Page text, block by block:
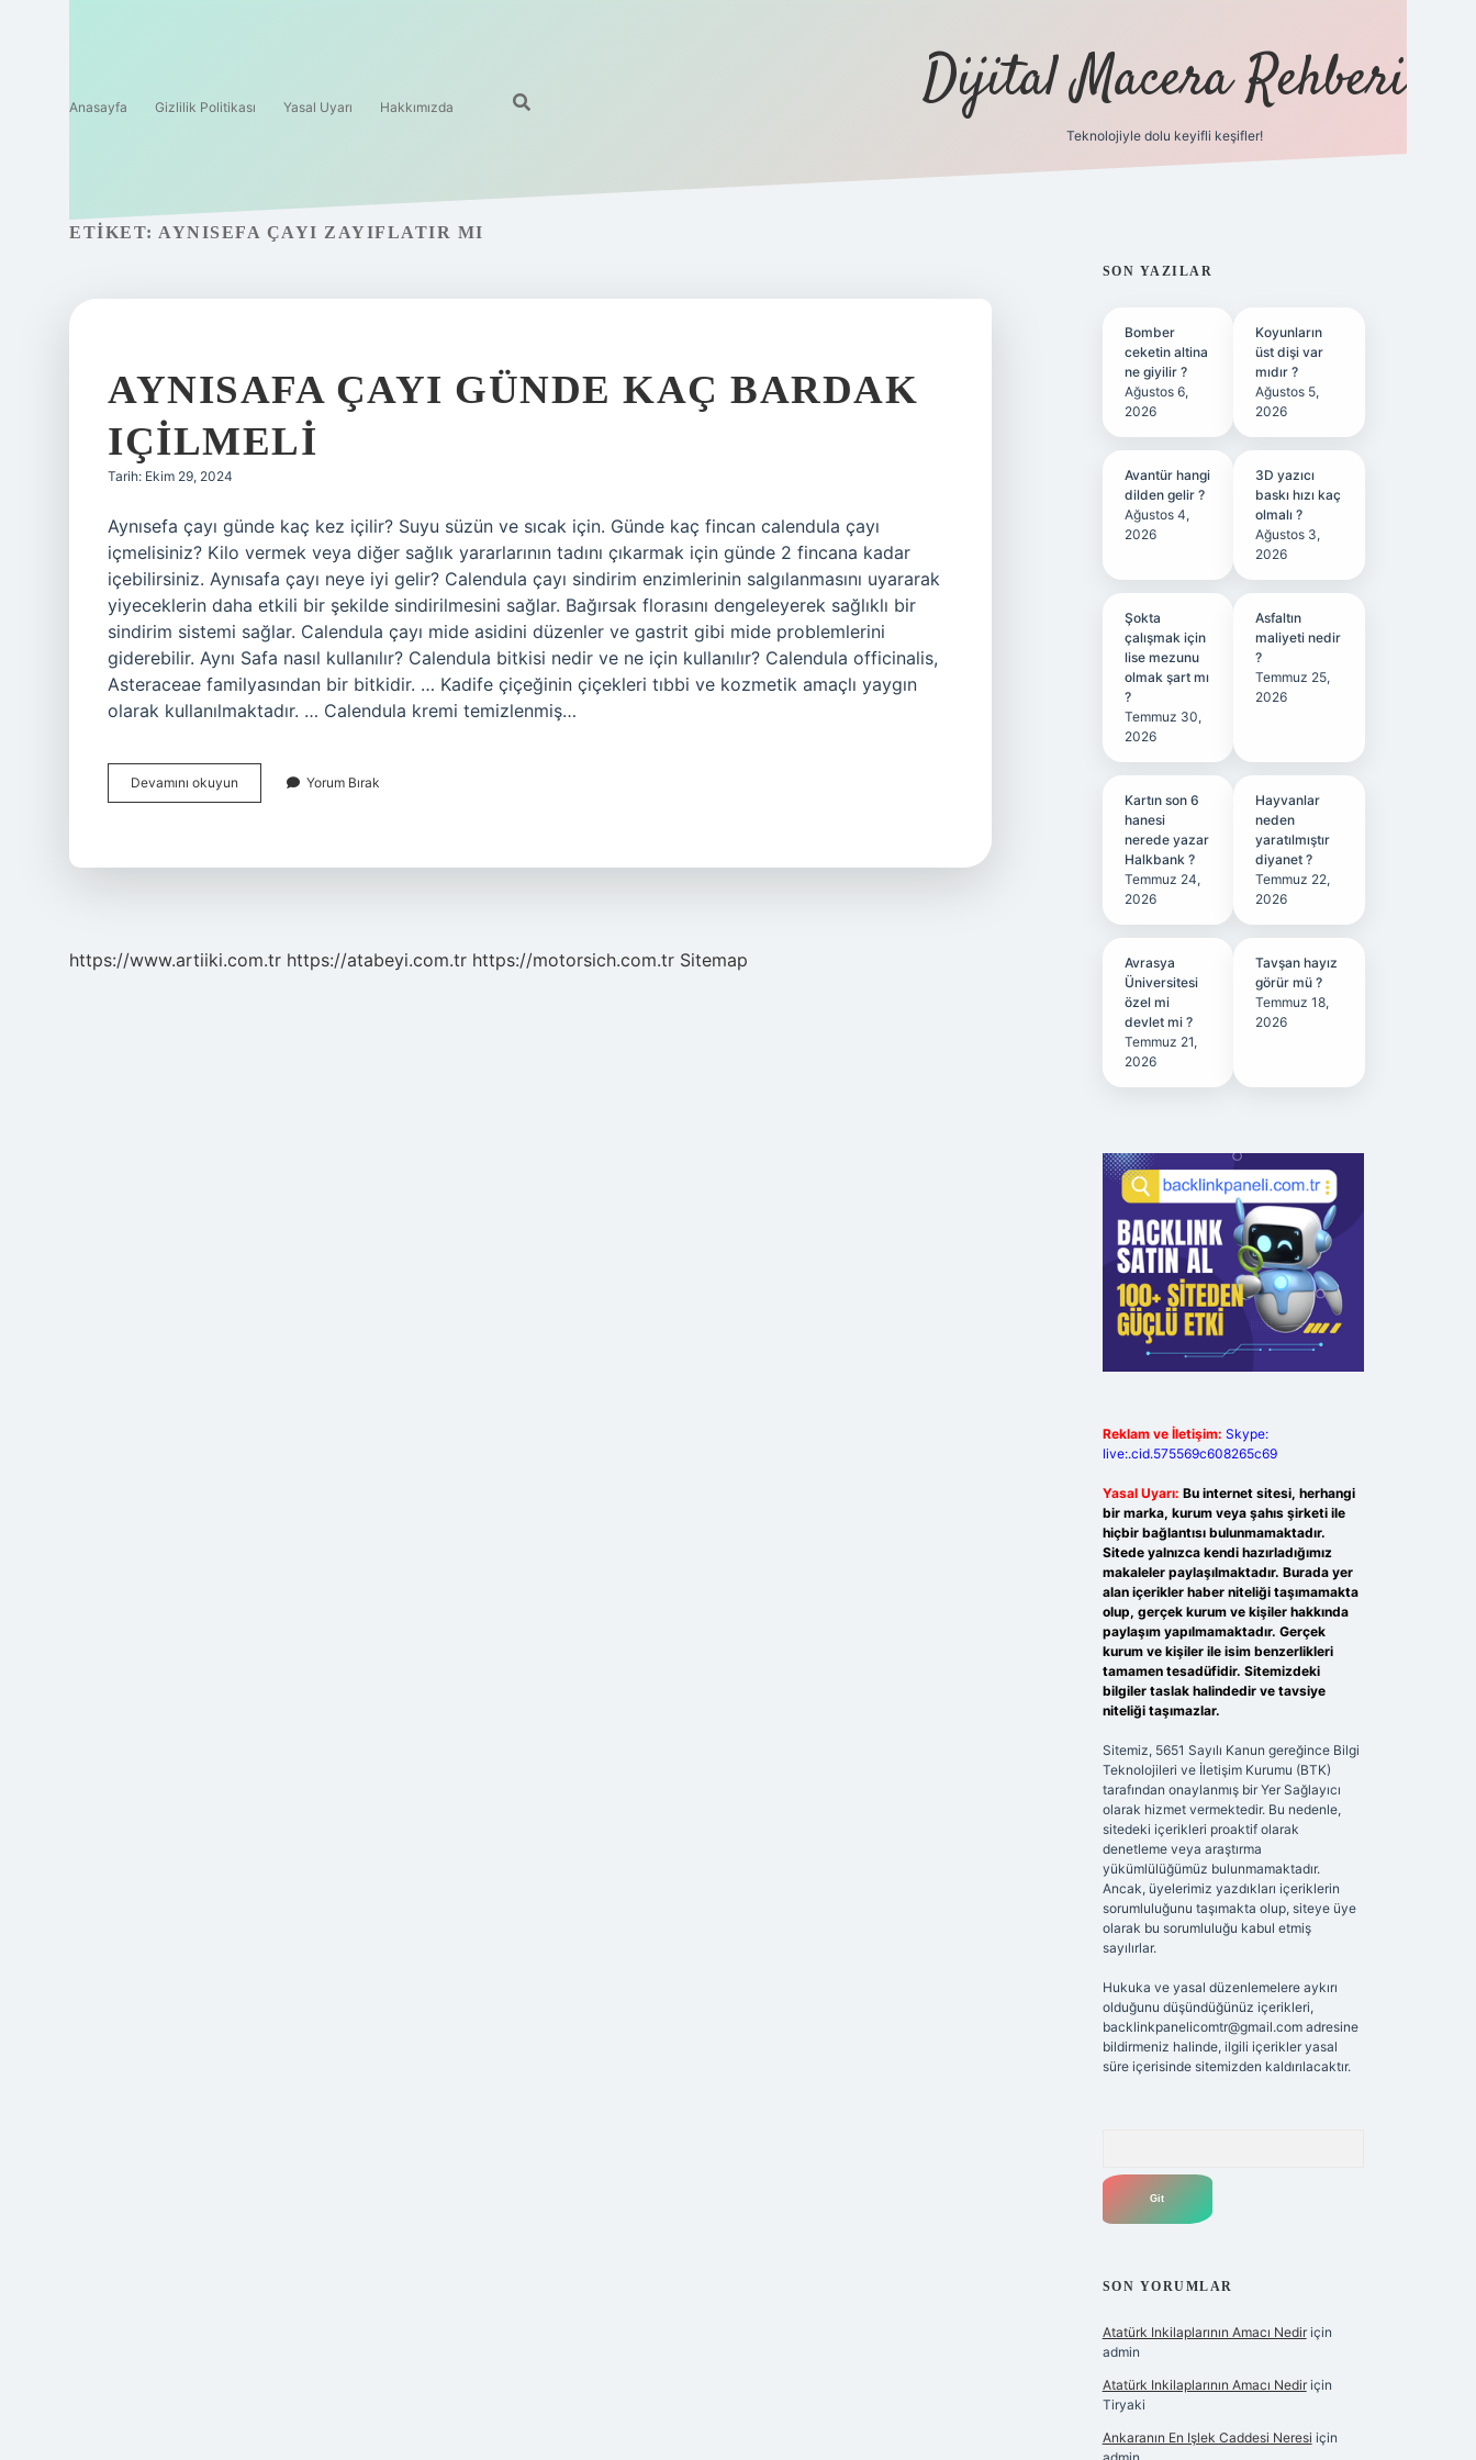
Anasayfa Gizlilik Politikası Yasal Uyarı Hakkımızda Dijital Macera Rehberi
Teknolojiyle dolu keyifli keşifler!
ETIKET: AYNISEFA ÇAYI ZAYIFLATIR MI
AYNISAFA ÇAYI GÜNDE KAÇ BARDAK
IÇILMELI
Tarih: Ekim 29, 2024
Aynısefa çayı günde kaç kez içilir? Suyu süzün ve sıcak için. Günde kaç fincan calendula çayı
içmelisiniz? Kilo vermek veya diğer sağlık yararlarının tadını çıkarmak için günde 2 fincana kadar
içebilirsiniz. Aynısafa çayı neye iyi gelir? Calendula çayı sindirim enzimlerinin salgılanmasını uyararak
yiyeceklerin daha etkili bir şekilde sindirilmesini sağlar. Bağırsak florasını dengeleyerek sağlıklı bir
sindirim sistemi sağlar. Calendula çayı mide asidini düzenler ve gastrit gibi mide problemlerini
giderebilir. Aynı Safa nasıl kullanılır? Calendula bitkisi nedir ve ne için kullanılır? Calendula officinalis,
Asteraceae familyasından bir bitkidir. … Kadife çiçeğinin çiçekleri tıbbi ve kozmetik amaçlı yaygın
olarak kullanılmaktadır. … Calendula kremi temizlenmiş…
Devamını okuyun Aynısafa
Çayı
Yorum Bırak
https://www.artiiki.com.tr https://atabeyi.com.tr https://motorsich.com.tr Sitemap
SIDEBAR
SON YAZILAR
Bomber
ceketin altina
ne giyilir ?
Ağustos 6,
2026
Koyunların
üst dişi var
mıdır ?
Ağustos 5,
2026
Avantür hangi
dilden gelir ?
Ağustos 4,
2026
3D yazıcı
baskı hızı kaç
olmalı ?
Ağustos 3,
2026
Şokta
çalışmak için
lise mezunu
olmak şart mı
?
Temmuz 30,
2026
Asfaltın
maliyeti nedir
?
Temmuz 25,
2026
Kartın son 6
hanesi
nerede yazar
Halkbank ?
Temmuz 24,
2026
Hayvanlar
neden
yaratılmıştır
diyanet ?
Temmuz 22,
2026
Avrasya
Üniversitesi
özel mi
devlet mi ?
Temmuz 21,
2026
Tavşan hayız
görür mü ?
Temmuz 18,
2026
Reklam ve İletişim: Skype:
live:.cid.575569c608265c69
Yasal Uyarı: Bu internet sitesi, herhangi
bir marka, kurum veya şahıs şirketi ile
hiçbir bağlantısı bulunmamaktadır.
Sitede yalnızca kendi hazırladığımız
makaleler paylaşılmaktadır. Burada yer
alan içerikler haber niteliği taşımamakta
olup, gerçek kurum ve kişiler hakkında
paylaşım yapılmamaktadır. Gerçek
kurum ve kişiler ile isim benzerlikleri
tamamen tesadüfidir. Sitemizdeki
bilgiler taslak halindedir ve tavsiye
niteliği taşımazlar.
Sitemiz, 5651 Sayılı Kanun gereğince Bilgi
Teknolojileri ve İletişim Kurumu (BTK)
tarafından onaylanmış bir Yer Sağlayıcı
olarak hizmet vermektedir. Bu nedenle,
sitedeki içerikleri proaktif olarak
denetleme veya araştırma
yükümlülüğümüz bulunmamaktadır.
Ancak, üyelerimiz yazdıkları içeriklerin
sorumluluğunu taşımakta olup, siteye üye
olarak bu sorumluluğu kabul etmiş
sayılırlar.
Hukuka ve yasal düzenlemelere aykırı
olduğunu düşündüğünüz içerikleri,
backlinkpanelicomtr@gmail.comadresine
bildirmeniz halinde, ilgili içerikler yasal
süre içerisinde sitemizden kaldırılacaktır.
SON YORUMLAR
Atatürk Inkilaplarının Amacı Nediriçin
admin
Atatürk Inkilaplarının Amacı Nediriçin
Tiryaki
Ankaranın En Işlek Caddesi Neresi için